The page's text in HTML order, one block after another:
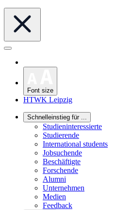
Font size
HTWK Leipzig
Schnelleinstieg für ...
Studieninteressierte
Studierende
International students
Jobsuchende
Beschäftigte
Forschende
Alumni
Unternehmen
Medien
Feedback